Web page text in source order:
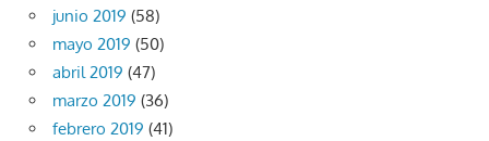
junio 2019 (58)
mayo 2019 (50)
abril 2019 (47)
marzo 2019 (36)
febrero 2019 (41)